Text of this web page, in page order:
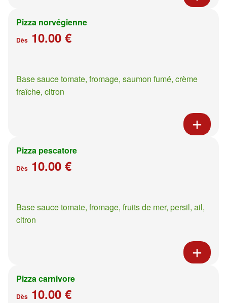
Pizza norvégienne
Dès 10.00 €
Base sauce tomate, fromage, saumon fumé, crème
fraîche, citron
Pizza pescatore
Dès 10.00 €
Base sauce tomate, fromage, fruits de mer, persil, ail,
citron
Pizza carnivore
Dès 10.00 €